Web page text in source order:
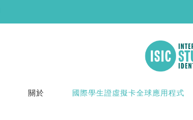
關於 國際學生證虛擬卡全球應用程式